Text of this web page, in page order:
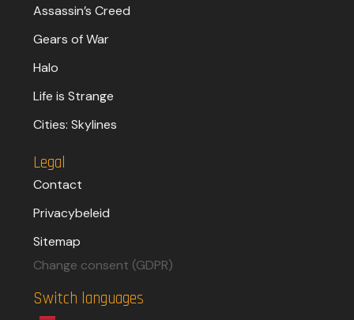
Assassin’s Creed
Gears of War
Halo
Life is Strange
Cities: Skylines
Legal
Contact
Privacybeleid
Sitemap
Change consent (GDPR)
Switch languages